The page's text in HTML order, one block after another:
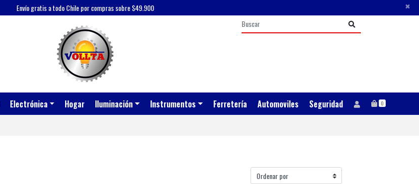
Envío gratis a todo Chile por compras sobre $49.900 ×
Electrónica Hogar Iluminación Instrumentos Ferretería Automoviles Seguridad 0